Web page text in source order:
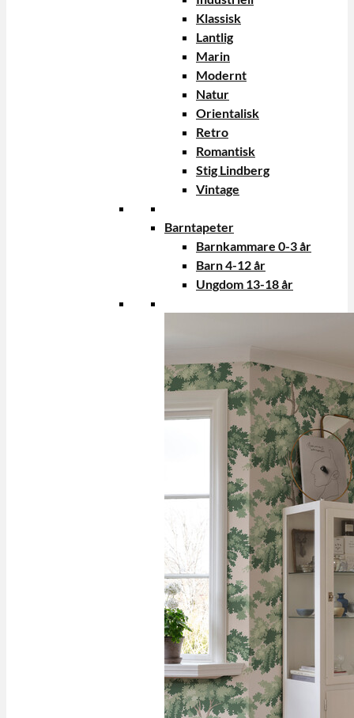
Klassisk
Lantlig
Marin
Modernt
Natur
Orientalisk
Retro
Romantisk
Stig Lindberg
Vintage
Barntapeter
Barnkammare 0-3 år
Barn 4-12 år
Ungdom 13-18 år